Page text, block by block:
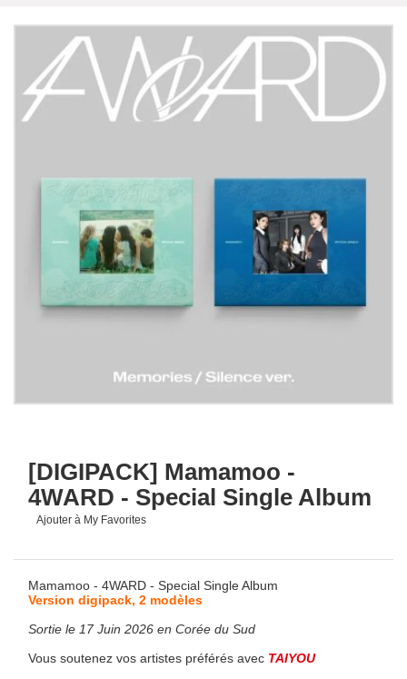
[DIGIPACK] Mamamoo -
4WARD - Special Single Album
Ajouter à My Favorites
Mamamoo - 4WARD - Special Single Album
Version digipack, 2 modèles
Sortie le 17 Juin 2026 en Corée du Sud
Vous soutenez vos artistes préférés avec TAIYOU